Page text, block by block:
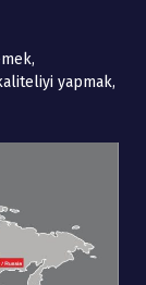
yapmak,